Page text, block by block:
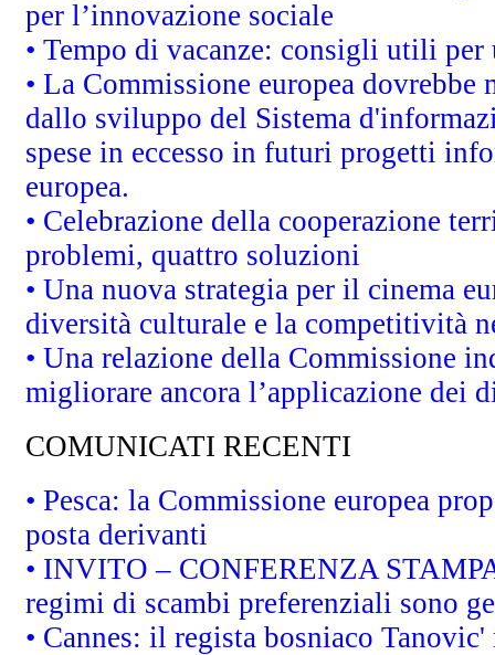
per l’innovazione sociale
• Tempo di vacanze: consigli utili per
• La Commissione europea
dallo sviluppo del Sistema
spese in eccesso in futuri progetti
europea.
• Celebrazione della cooperazione
problemi, quattro soluzioni
• Una nuova strategia per il cinema
diversità culturale e la competitività
• Una relazione della Commissione
migliorare ancora l’applicazione dei
COMUNICATI RECENTI
• Pesca: la Commissione europea
posta derivanti
• INVITO – CONFERENZA
regimi di scambi preferenziali sono
• Cannes: il regista bosniaco